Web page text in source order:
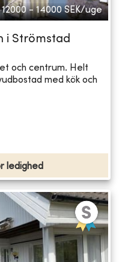
12000 - 14000 SEK/uge
i Strömstad
och centrum. Helt
med kök och
ledighed